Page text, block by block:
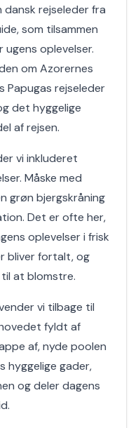
rejseleder fra
som tilsammen
oplevelser.
om Azorernes
Papugas rejseleder
det hyggelige
af rejsen.
vi inkluderet
Måske med
grøn bjergskråning
Det er ofte her,
oplevelser i frisk
bliver fortalt, og
at blomstre.
vi tilbage til
fyldt af
af, nyde poolen
hyggelige gader,
og deler dagens